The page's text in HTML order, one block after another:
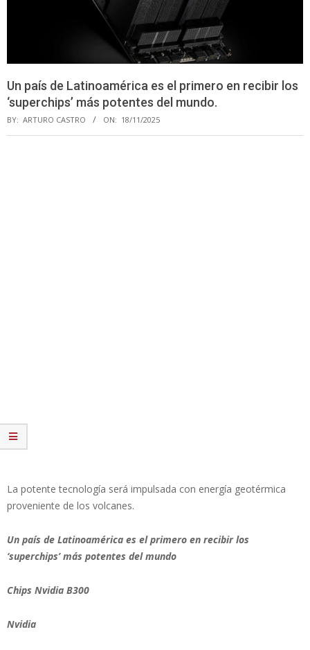
Un país de Latinoamérica es el primero en recibir los
‘superchips’ más potentes del mundo.
BY: ARTURO CASTRO ON: 18/11/2025
La potente tecnología será impulsada con energía geotérmica
proveniente de los volcanes.
Un país de Latinoamérica es el primero en recibir los
‘superchips’ más potentes del mundo
Chips Nvidia B300
Nvidia